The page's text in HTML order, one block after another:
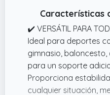
Características
✔️ VERSÁTIL PARA
Ideal para deportes
gimnasio,
para un soporte
Proporciona
cualquier situación,